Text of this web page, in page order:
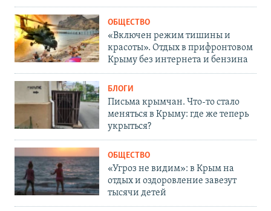
ОБЩЕСТВО
«Включен режим тишины и
красоты». Отдых в прифронтовом
Крыму без интернета и бензина
БЛОГИ
Письма крымчан. Что-то стало
меняться в Крыму: где же теперь
укрыться?
ОБЩЕСТВО
«Угроз не видим»: в Крым на
отдых и оздоровление завезут
тысячи детей